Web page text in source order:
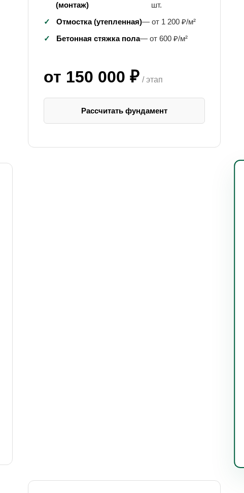
(монтаж)
шт.
✓
Отмостка (утепленная)— от 1 200 ₽/м²
✓
Бетонная стяжка пола— от 600 ₽/м²
от 150 000 ₽ / этап
Рассчитать фундамент